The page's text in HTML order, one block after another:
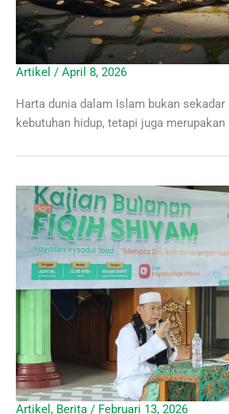
Artikel / April 8, 2026
Harta dunia dalam Islam bukan
kebutuhan hidup, tetapi juga merupakan
Artikel , Berita / Februari 13, 2026